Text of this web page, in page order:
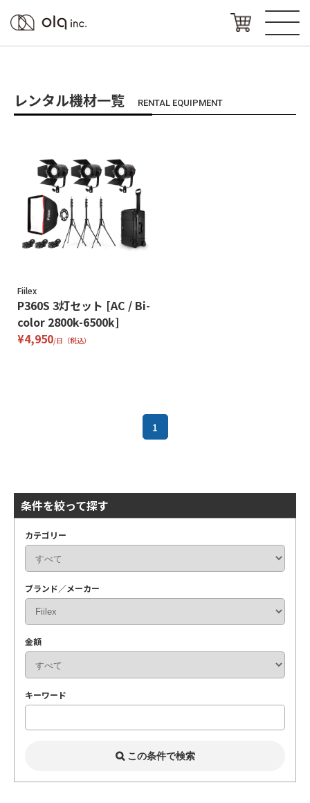
レンタル機材一覧 RENTAL EQUIPMENT
Fiilex
P360S 3灯セット [AC / Bi-
color 2800k-6500k]
¥4,950/日（税込）
1
条件を絞って探す
カテゴリー
ブランド／メーカー
金額
キーワード